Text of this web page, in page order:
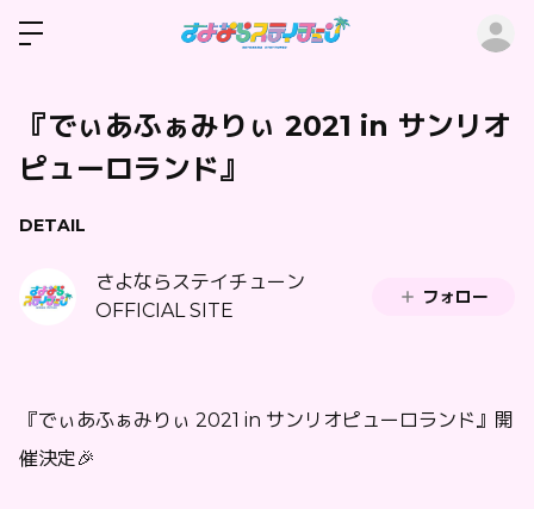
『でぃあふぁみりぃ 2021 in サンリオ
ピューロランド』
DETAIL
さよならステイチューン
OFFICIAL SITE
フォロー
『でぃあふぁみりぃ 2021 in サンリオピューロランド』開
催決定🎉